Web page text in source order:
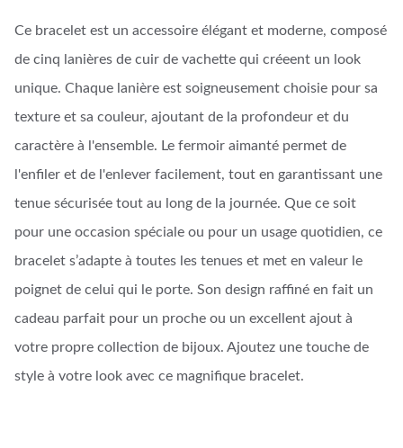
Ce bracelet est un accessoire élégant et moderne, composé
de cinq lanières de cuir de vachette qui créeent un look
unique. Chaque lanière est soigneusement choisie pour sa
texture et sa couleur, ajoutant de la profondeur et du
caractère à l'ensemble. Le fermoir aimanté permet de
l'enfiler et de l'enlever facilement, tout en garantissant une
tenue sécurisée tout au long de la journée. Que ce soit
pour une occasion spéciale ou pour un usage quotidien, ce
bracelet s’adapte à toutes les tenues et met en valeur le
poignet de celui qui le porte. Son design raffiné en fait un
cadeau parfait pour un proche ou un excellent ajout à
votre propre collection de bijoux. Ajoutez une touche de
style à votre look avec ce magnifique bracelet.